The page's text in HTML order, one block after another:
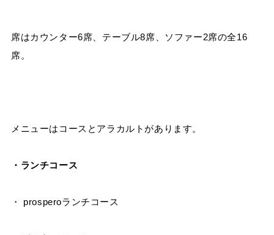
席はカウンター6席、テーブル8席、ソファー2席の全16
席。
メニューはコースとアラカルトがあります。
・ランチコース
・ prosperoランチコース